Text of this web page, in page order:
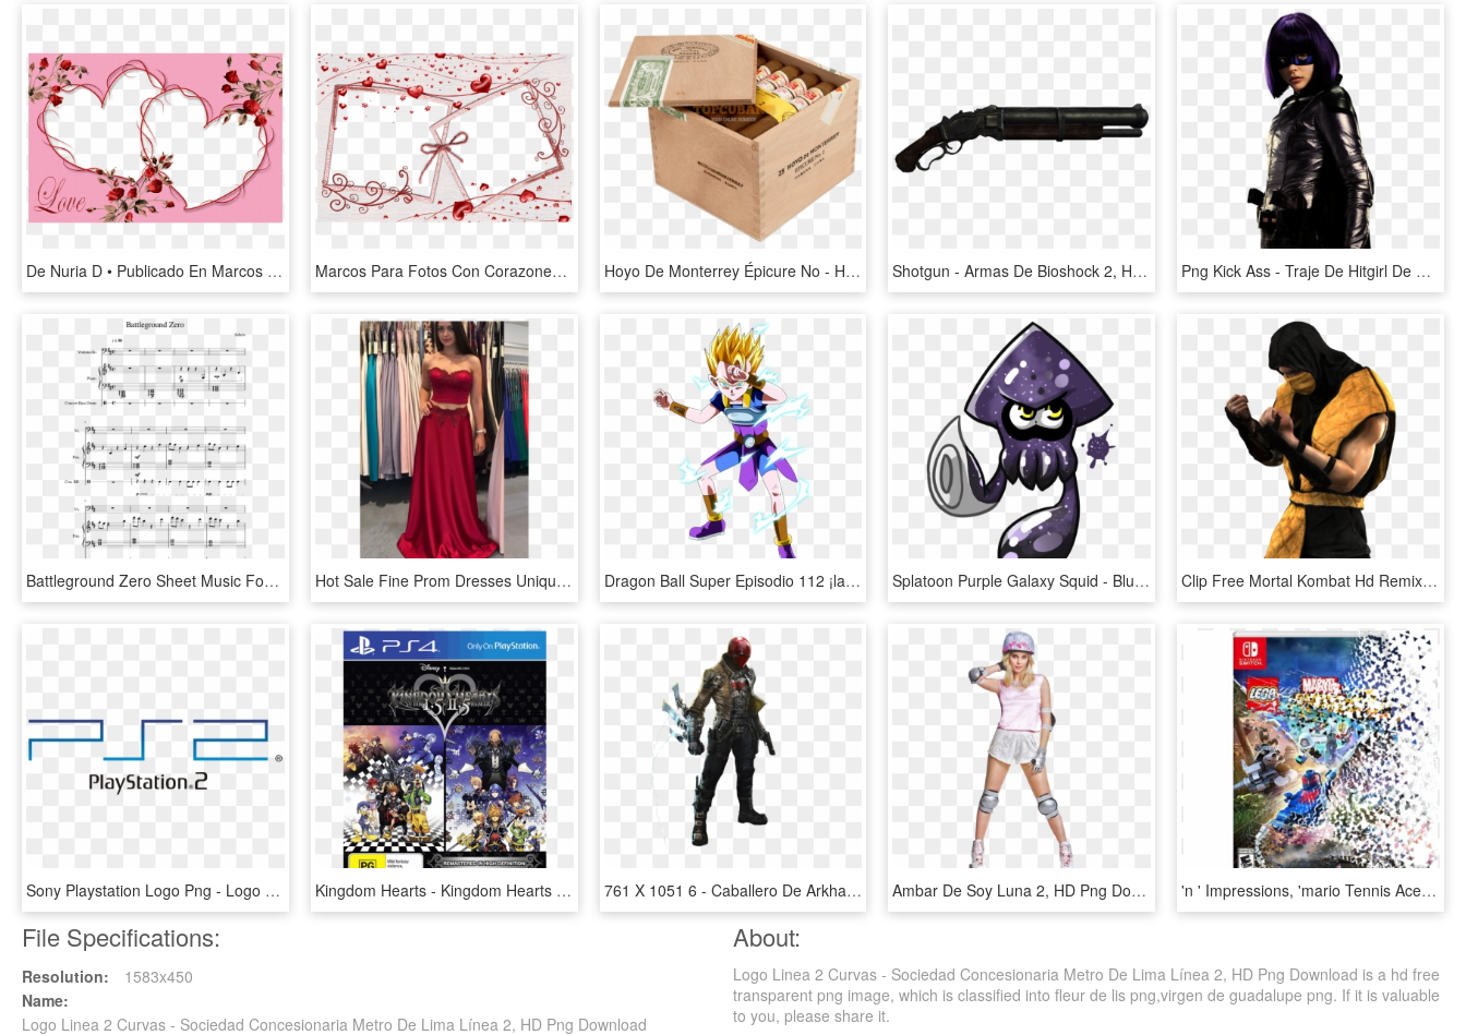
De Nuria D • Publicado En Marcos Para Fotos Con Corazones - Marco Para Fotos De 2 Corazones, HD Png Download Marcos Para Fotos Con Corazones - Marcos Para Fotos De 2, HD Png Download Hoyo De Monterrey Épicure No - Hoyo De Monterrey Epicure No 2 Box 25, HD Png Download Shotgun - Armas De Bioshock 2, HD Png Download Png Kick Ass - Traje De Hitgirl De Kickass 2, Transparent Png
Battleground Zero Sheet Music For Piano, Cello, Percussion - Sonatina Para Piano De Bethoven De 2 Paginas, HD Png Download Hot Sale Fine Prom Dresses Unique Unique Two Piece - Vestidos De Fiesta De 2 Piezas, HD Png Download Dragon Ball Super Episodio 112 ¡la Promesa De Un Saiyajin - Imagenes De Kyabe Ssj 2, HD Png Download Splatoon Purple Galaxy Squid - Blue De Splatoon 2, HD Png Download Clip Free Mortal Kombat Hd Remix With Mugen - Scorpion De Mortal Kombat 2, HD Png Download
Sony Playstation Logo Png - Logo De Play Station 2, Transparent Png Kingdom Hearts - Kingdom Hearts 2 De Ps4, HD Png Download 761 X 1051 6 - Caballero De Arkham Injustice 2, HD Png Download Ambar De Soy Luna 2, HD Png Download 'n ' Impressions, 'mario Tennis Aces', And A Gamecube - Jogo Lego Marvel Super Heroes 2 De Nintendo Switch, HD Png Download
File Specifications:
Resolution:
1583x450
Name:
Logo Linea 2 Curvas - Sociedad Concesionaria Metro De Lima Línea 2, HD Png Download
About:
Logo Linea 2 Curvas - Sociedad Concesionaria Metro De Lima Línea 2, HD Png Download is a hd free
transparent png image, which is classified into fleur de lis png,virgen de guadalupe png. If it is valuable
to you, please share it.